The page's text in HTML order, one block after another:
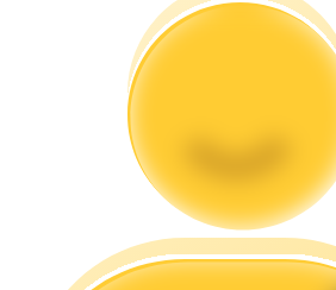
Guia para iniciantes em futuros